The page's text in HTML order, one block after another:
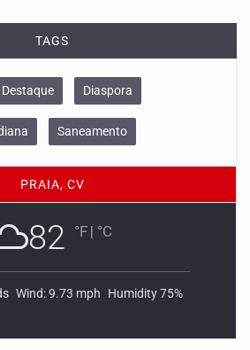
TAGS
Destaque Diaspora
Saneamento
PRAIA, CV
82 °F | °C
Wind: 9.73 mph Humidity 75%